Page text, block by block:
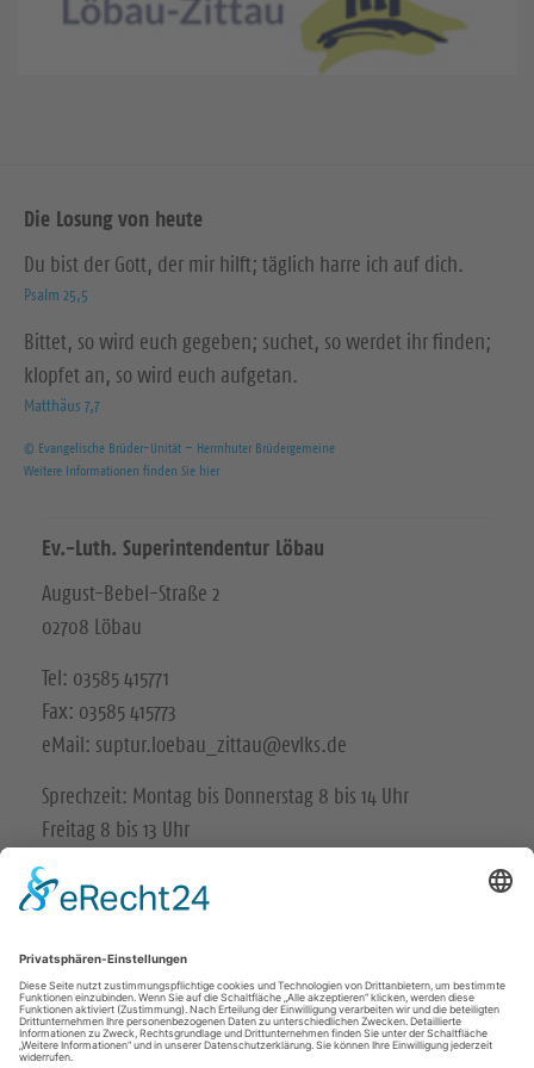
Die Losung von heute
Du bist der Gott, der mir hilft; täglich harre ich auf dich.
Psalm 25,5
Bittet, so wird euch gegeben; suchet, so werdet ihr finden;
klopfet an, so wird euch aufgetan.
Matthäus 7,7
© Evangelische Brüder-Unität – Herrnhuter Brüdergemeine
Weitere Informationen finden Sie hier
Ev.-Luth. Superintendentur Löbau
August-Bebel-Straße 2
02708 Löbau
Tel: 03585 415771
Fax: 03585 415773
eMail: suptur.loebau_zittau@evlks.de
Sprechzeit: Montag bis Donnerstag 8 bis 14 Uhr
Freitag 8 bis 13 Uhr